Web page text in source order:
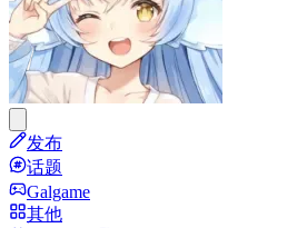
发布
话题
Galgame
其他